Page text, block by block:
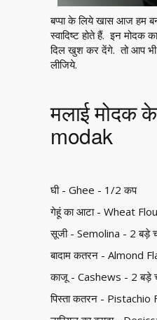
बप्पा के लिये खास आज हम
स्वादिष्ट होते हैं. इन मोदक
दिल खुश कर देंगे. तो आप
लीजिये.
मलाई मोदक
modak
घी - Ghee - 1/2 कप
गेहूं का आटा - Wheat
सूजी - Semolina - 2 बड़े
बादाम कतरन - Almond
काजू - Cashews - 2 बड़े
पिस्ता कतरन - Pistachio